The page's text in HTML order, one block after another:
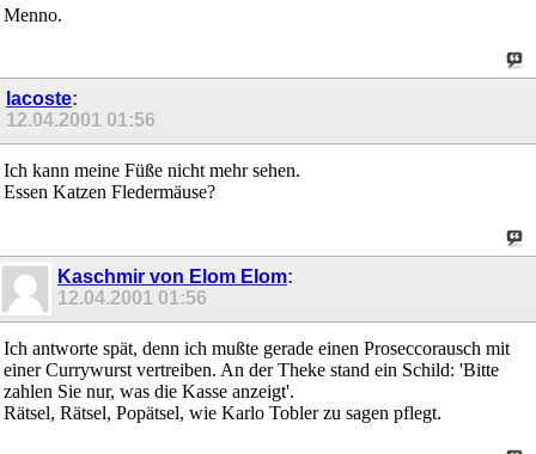
Menno.
lacoste:
12.04.2001 01:56
Ich kann meine Füße nicht mehr sehen.
Essen Katzen Fledermäuse?
Kaschmir von Elom Elom:
12.04.2001 01:56
Ich antworte spät, denn ich mußte gerade einen Proseccorausch mit
einer Currywurst vertreiben. An der Theke stand ein Schild: 'Bitte
zahlen Sie nur, was die Kasse anzeigt'.
Rätsel, Rätsel, Popätsel, wie Karlo Tobler zu sagen pflegt.